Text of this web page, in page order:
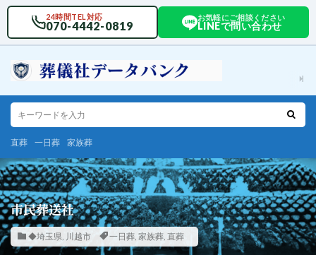
24時間TEL対応
070-4442-0819
お気軽にご相談ください
LINEで問い合わせ
直葬 一日葬 家族葬
市民葬送社
◆埼玉県, 川越市 一日葬, 家族葬, 直葬